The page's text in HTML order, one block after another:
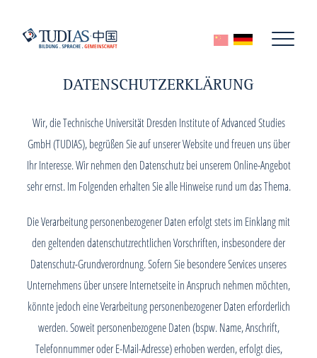
DATENSCHUTZERKLÄRUNG
Wir, die Technische Universität Dresden Institute of Advanced Studies
GmbH (TUDIAS), begrüßen Sie auf unserer Website und freuen uns über
Ihr Interesse. Wir nehmen den Datenschutz bei unserem Online-Angebot
sehr ernst. Im Folgenden erhalten Sie alle Hinweise rund um das Thema.
Die Verarbeitung personenbezogener Daten erfolgt stets im Einklang mit
den geltenden datenschutzrechtlichen Vorschriften, insbesondere der
Datenschutz-Grundverordnung. Sofern Sie besondere Services unseres
Unternehmens über unsere Internetseite in Anspruch nehmen möchten,
könnte jedoch eine Verarbeitung personenbezogener Daten erforderlich
werden. Soweit personenbezogene Daten (bspw. Name, Anschrift,
Telefonnummer oder E-Mail-Adresse) erhoben werden, erfolgt dies,